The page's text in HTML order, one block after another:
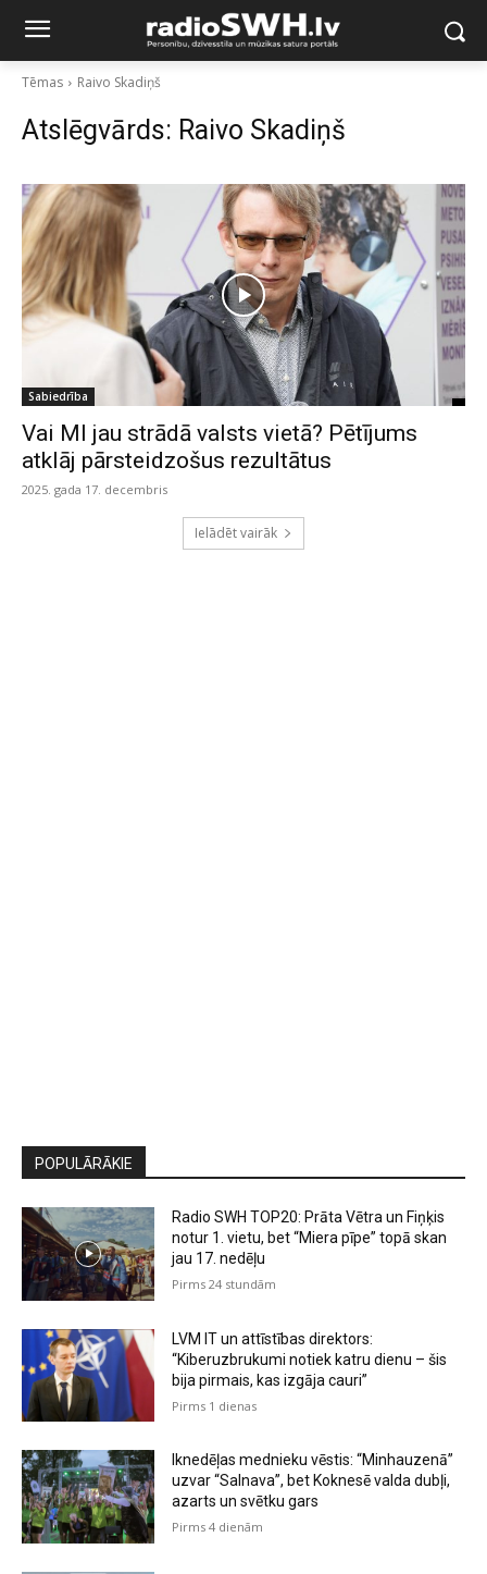
Tēmas Raivo Skadiņš
Atslēgvārds: Raivo Skadiņš
Sabiedrība
Vai MI jau strādā valsts vietā? Pētījums
atklāj pārsteidzošus rezultātus
2025. gada 17. decembris
Ielādēt vairāk
POPULĀRĀKIE
Radio SWH TOP20: Prāta Vētra un Fiņķis
notur 1. vietu, bet “Miera pīpe” topā skan
jau 17. nedēļu
Pirms 24 stundām
LVM IT un attīstības direktors:
“Kiberuzbrukumi notiek katru dienu – šis
bija pirmais, kas izgāja cauri”
Pirms 1 dienas
Iknedēļas mednieku vēstis: “Minhauzenā”
uzvar “Salnava”, bet Koknesē valda dubļi,
azarts un svētku gars
Pirms 4 dienām